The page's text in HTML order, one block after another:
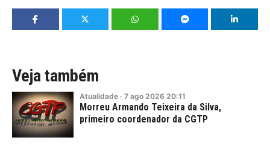
Veja também
Atualidade · 7 ago 2026 20:11
Morreu Armando Teixeira da Silva,
primeiro coordenador da CGTP